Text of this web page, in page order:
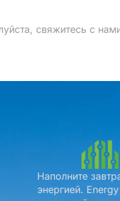
свяжитесь с
Наполните
энергией.